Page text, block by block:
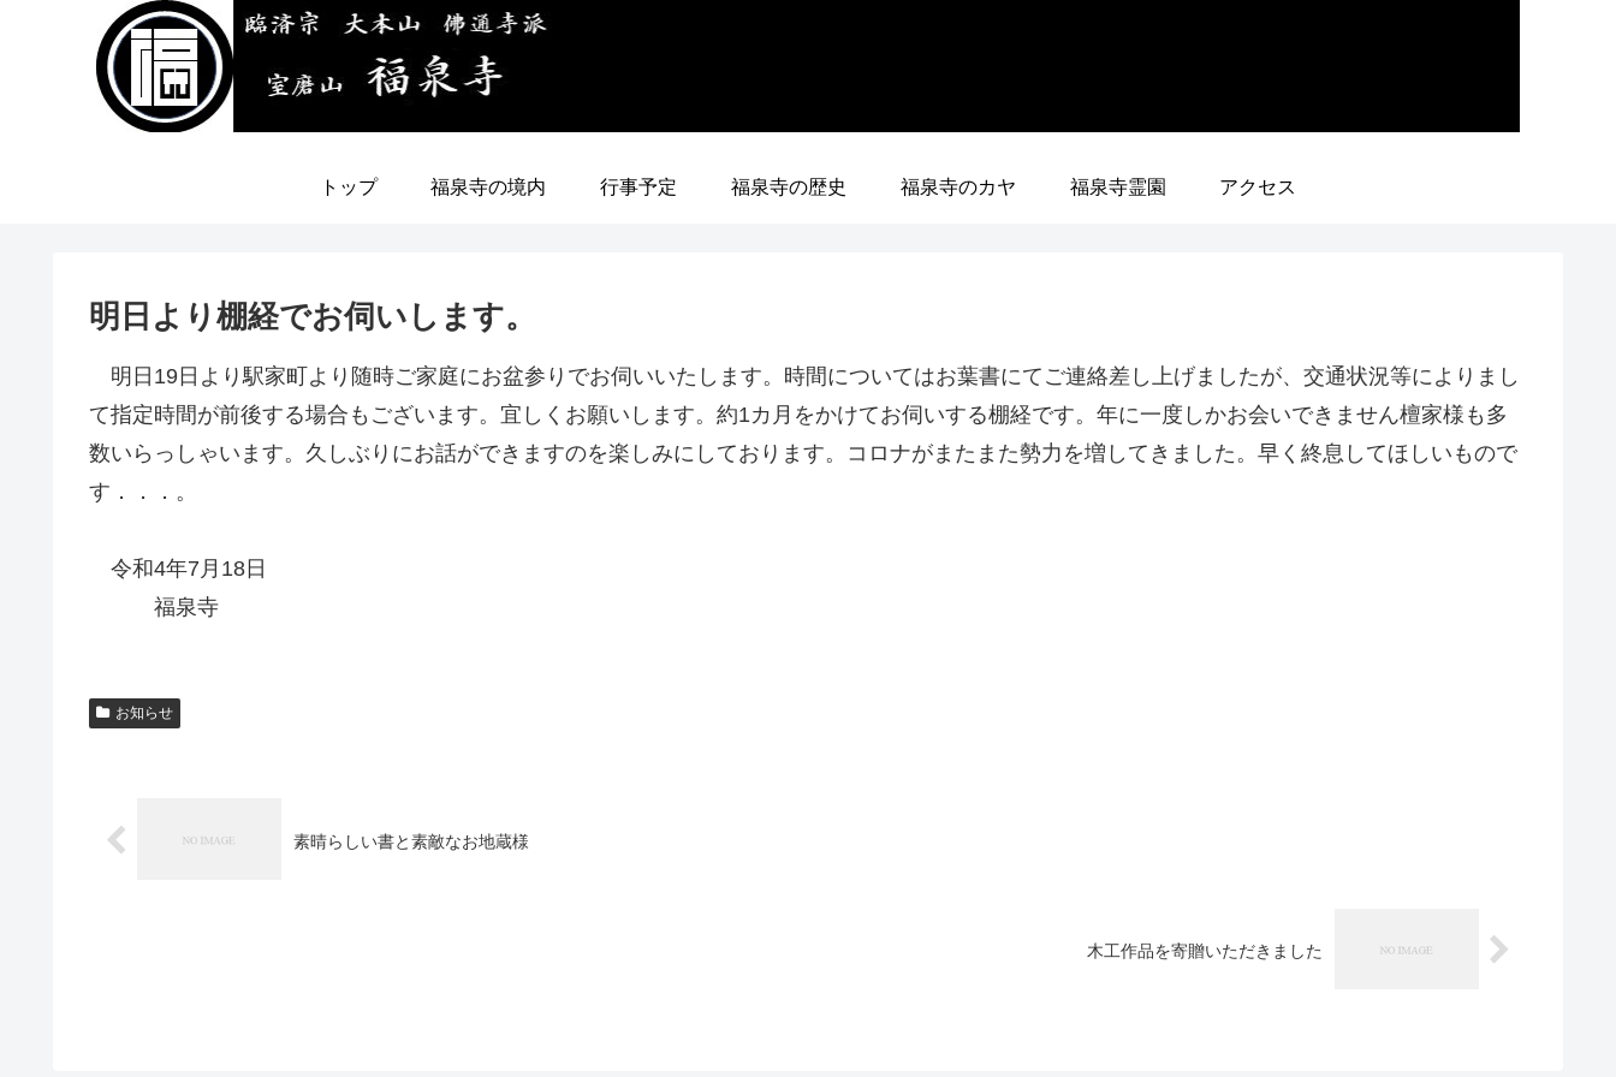
トップ 福泉寺の境内 行事予定 福泉寺の歴史 福泉寺のカヤ 福泉寺霊園 アクセス
明日より棚経でお伺いします。
明日19日より駅家町より随時ご家庭にお盆参りでお伺いいたします。時間についてはお葉書にてご連絡差し上げましたが、交通状況等によりまし
て指定時間が前後する場合もございます。宜しくお願いします。約1カ月をかけてお伺いする棚経です。年に一度しかお会いできません檀家様も多
数いらっしゃいます。久しぶりにお話ができますのを楽しみにしております。コロナがまたまた勢力を増してきました。早く終息してほしいもので
す．．．。
令和4年7月18日
福泉寺
お知らせ
素晴らしい書と素敵なお地蔵様
木工作品を寄贈いただきました